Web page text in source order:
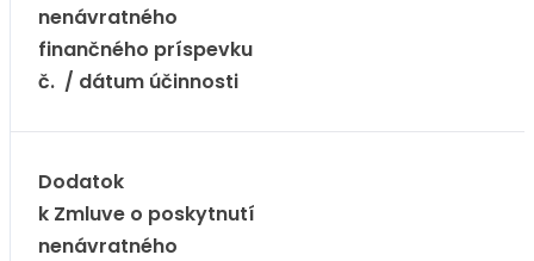
nenávratného
finančného príspevku
č. / dátum účinnosti
Dodatok
k Zmluve o poskytnutí
nenávratného